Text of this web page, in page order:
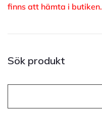
finns att hämta i butiken.
Sök produkt